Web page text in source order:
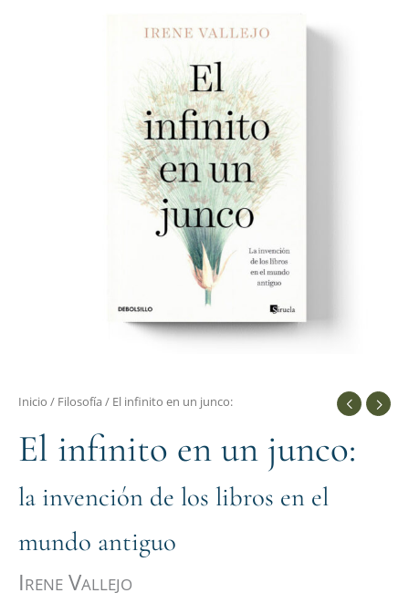
Inicio / Filosofía / El infinito en un junco:
El infinito en un junco:
la invención de los libros en el
mundo antiguo
Irene Vallejo